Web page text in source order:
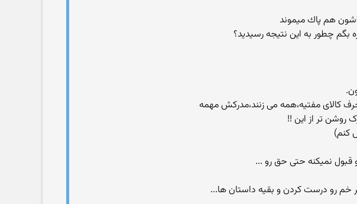
هم پاك میموند
روشن تر از این !!
نمیکنه حتی حق رو ...
خم رو درست کردن و بقیه داستان ها...